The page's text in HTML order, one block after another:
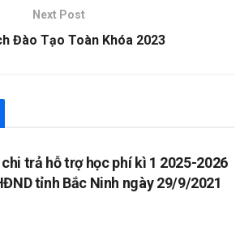
Next Post
Đào Tạo Toàn Khóa 2023
trả hỗ trợ học phí kì 1 2025-2026
tỉnh Bắc Ninh ngày 29/9/2021